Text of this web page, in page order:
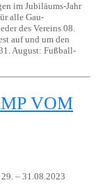
im Jubiläums-Jahr
alle Gau-
des Vereins 08.
auf und um den
August: Fußball-
VOM 2
– 31.08.2023